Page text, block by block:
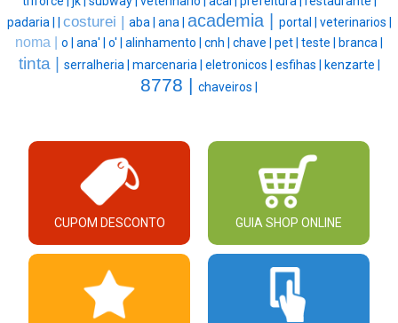
padaria |
costurei | aba | ana | academia | portal | veterinarios |
noma | o | ana' | o' | alinhamento | cnh | chave | pet | teste | branca |
tinta | serralheria | marcenaria | eletronicos | esfihas | kenzarte |
8778 | chaveiros |
CUPOM DESCONTO GUIA SHOP ONLINE